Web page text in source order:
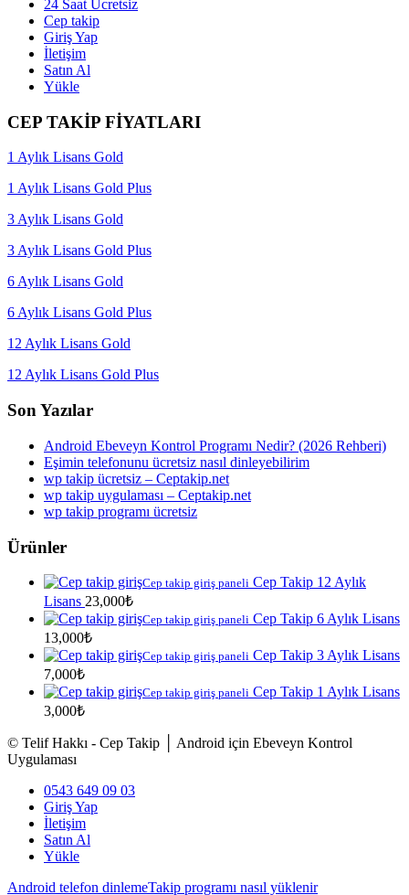
24 Saat Ücretsiz
Cep takip
Giriş Yap
İletişim
Satın Al
Yükle
CEP TAKİP FİYATLARI
1 Aylık Lisans Gold
1 Aylık Lisans Gold Plus
3 Aylık Lisans Gold
3 Aylık Lisans Gold Plus
6 Aylık Lisans Gold
6 Aylık Lisans Gold Plus
12 Aylık Lisans Gold
12 Aylık Lisans Gold Plus
Son Yazılar
Android Ebeveyn Kontrol Programı Nedir? (2026 Rehberi)
Eşimin telefonunu ücretsiz nasıl dinleyebilirim
wp takip ücretsiz – Ceptakip.net
wp takip uygulaması – Ceptakip.net
wp takip programı ücretsiz
Ürünler
Cep takip giriş paneli Cep Takip 12 Aylık
Lisans 23,000₺
Cep takip giriş paneli Cep Takip 6 Aylık Lisans
13,000₺
Cep takip giriş paneli Cep Takip 3 Aylık Lisans
7,000₺
Cep takip giriş paneli Cep Takip 1 Aylık Lisans
3,000₺
© Telif Hakkı - Cep Takip │ Android için Ebeveyn Kontrol
Uygulaması
0543 649 09 03
Giriş Yap
İletişim
Satın Al
Yükle
Android telefon dinlemeTakip programı nasıl yüklenir